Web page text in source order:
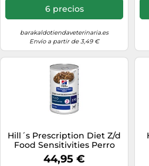
6 precios
barakaldotiendaveterinaria.es
Envío a partir de 3,49 €
Hill´s Prescription Diet Z/d
Food Sensitivities Perro
Latas 12 X 370 Gr
44,95 €